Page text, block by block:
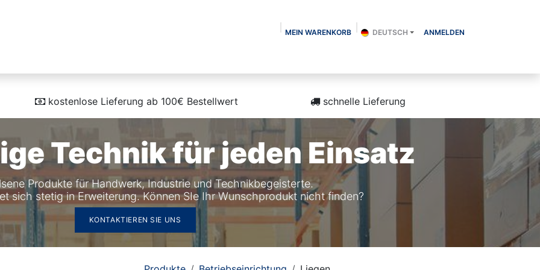
MEIN WARENKORB DEUTSCH ANMELDEN
schnelle Lieferung
kostenlose Lieferung ab 100€ Bestellwert
Technik für jeden Einsatz
Produkte für Handwerk, Industrie und Technikbegeisterte.
sich stetig in Erweiterung. Können SIe Ihr Wunschprodukt nicht finden?
KONTAKTIEREN SIE UNS